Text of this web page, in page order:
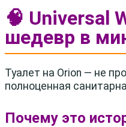
🧠 Universal
шедевр в
Туалет на Orion — не
полноценная
Почему это